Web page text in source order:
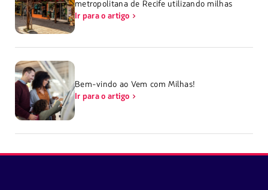
metropolitana de Recife utilizando milhas
Ir para o artigo
Bem-vindo ao Vem com Milhas!
Ir para o artigo